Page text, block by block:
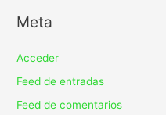
Meta
Acceder
Feed de entradas
Feed de comentarios